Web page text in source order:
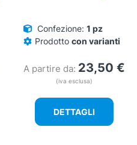
Confezione: 1 pz
Prodotto con varianti
A partire da: 23,50 €
(iva esclusa)
DETTAGLI